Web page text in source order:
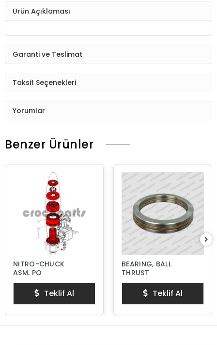
Ürün Açıklaması
Garanti ve Teslimat
Taksit Seçenekleri
Yorumlar
Benzer Ürünler
NITRO-CHUCK
ASM, PQ
Teklif Al
BEARING, BALL
THRUST
Teklif Al